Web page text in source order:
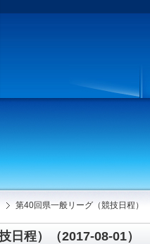
第40回県一般リーグ（競技日程）
日程）（2017-08-01）